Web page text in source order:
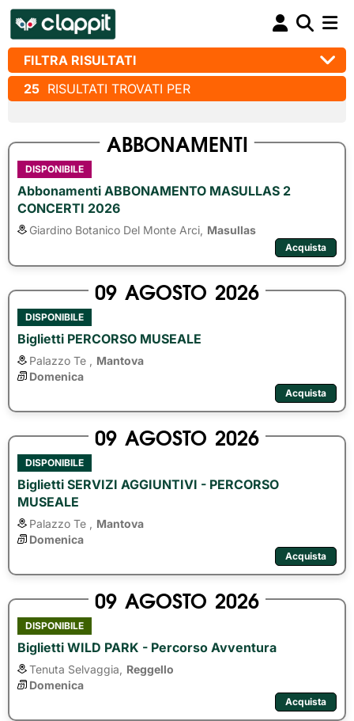
FILTRA RISULTATI
25 RISULTATI TROVATI PER
ABBONAMENTI
DISPONIBILE
Abbonamenti ABBONAMENTO MASULLAS 2
CONCERTI 2026
Giardino Botanico Del Monte Arci, Masullas
Acquista
09 AGOSTO 2026
DISPONIBILE
Biglietti PERCORSO MUSEALE
Palazzo Te ,
Mantova
Domenica
Acquista
09 AGOSTO 2026
DISPONIBILE
Biglietti SERVIZI AGGIUNTIVI - PERCORSO
MUSEALE
Palazzo Te ,
Mantova
Domenica
Acquista
09 AGOSTO 2026
DISPONIBILE
Biglietti WILD PARK - Percorso Avventura
Tenuta Selvaggia,
Reggello
Domenica
Acquista